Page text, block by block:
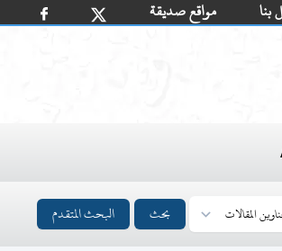
مواقع صديقة بنا
بحث البحث المتقدم